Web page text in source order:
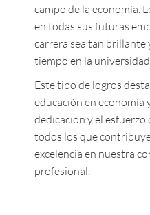
campo de la economía.
en todas sus futuras
carrera sea tan brillante
tiempo en la
Este tipo de logros
educación en economía
dedicación y el
todos los que
excelencia en nuestra
profesional.